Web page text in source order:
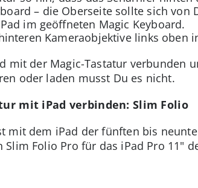
– die Oberseite sollte sich von
im geöffneten Magic Keyboard.
Kameraobjektive links oben
mit der Magic-Tastatur verbunden
oder laden musst Du es nicht.
mit iPad verbinden: Slim Folio
mit dem iPad der fünften bis
Slim Folio Pro für das iPad Pro 11"